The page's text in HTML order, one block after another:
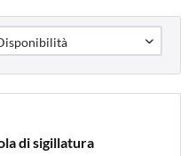
di sigillatura